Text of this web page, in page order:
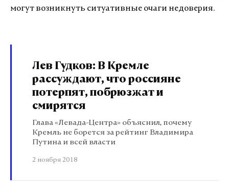
могут возникнуть ситуативные очаги недоверия.
Лев Гудков: В Кремле
рассуждают, что россияне
потерпят, побрюзжат и
смирятся
Глава «Левада-Центра» объяснил, почему
Кремль не борется за рейтинг Владимира
Путина и всей власти
2 ноября 2018